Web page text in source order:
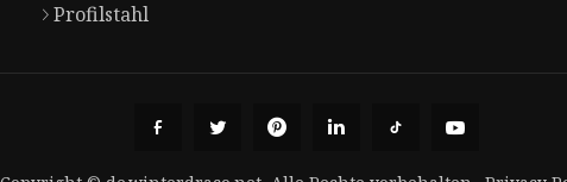
Profilstahl